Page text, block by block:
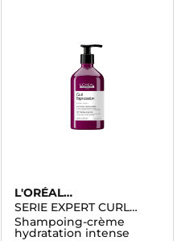
L'ORÉAL
PROFESSIONNEL
SERIE EXPERT CURL
EXPRESSION
Shampoing-crème
hydratation intense